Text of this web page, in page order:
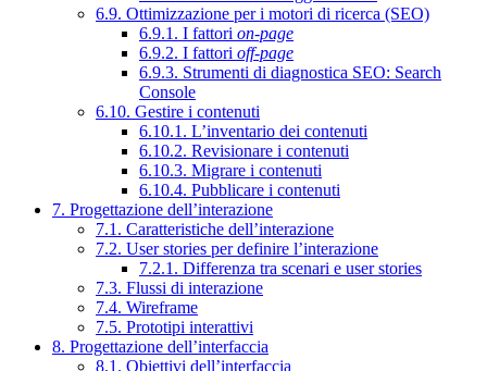
6.9. Ottimizzazione per i motori di ricerca (SEO)
6.9.1. I fattori on-page
6.9.2. I fattori off-page
6.9.3. Strumenti di diagnostica SEO: Search
Console
6.10. Gestire i contenuti
6.10.1. L’inventario dei contenuti
6.10.2. Revisionare i contenuti
6.10.3. Migrare i contenuti
6.10.4. Pubblicare i contenuti
7. Progettazione dell’interazione
7.1. Caratteristiche dell’interazione
7.2. User stories per definire l’interazione
7.2.1. Differenza tra scenari e user stories
7.3. Flussi di interazione
7.4. Wireframe
7.5. Prototipi interattivi
8. Progettazione dell’interfaccia
8.1. Obiettivi dell’interfaccia